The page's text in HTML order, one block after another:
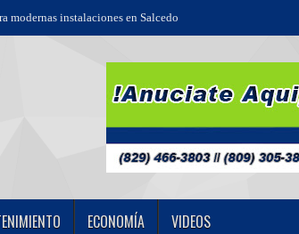
modernas instalaciones en Salcedo
ECONOMÍA VIDEOS